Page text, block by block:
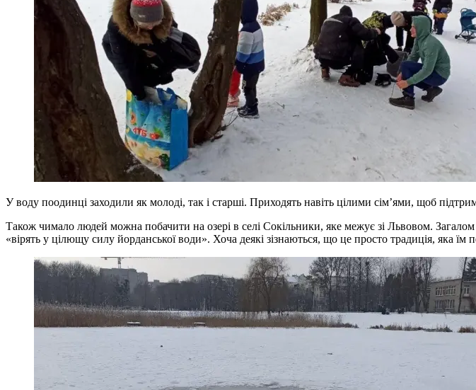
У воду поодинці заходили як молоді, так і старші. Приходять навіть цілими сім’ями, щоб
Також чимало людей можна побачити на озері в селі Сокільники, яке межує зі Львовом.
«вірять у цілющу силу йорданської води». Хоча деякі зізнаються, що це просто традиція, яка їм